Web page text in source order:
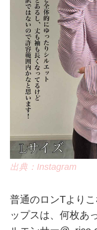
出典：Instagram
普通のロンTより
ップスは、何枚あ